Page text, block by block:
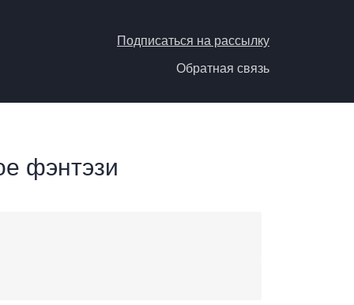
Подписаться на рассылку
Обратная связь
фэнтэзи